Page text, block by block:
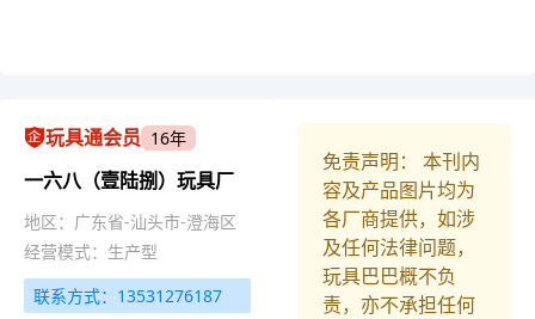
玩具通会员 16年
一六八（壹陆捌）玩具厂
地区：广东省-汕头市-澄海区
经营模式：生产型
联系方式：13531276187
免责声明： 本刊内
容及产品图片均为
各厂商提供，如涉
及任何法律问题，
玩具巴巴概不负
责，亦不承担任何